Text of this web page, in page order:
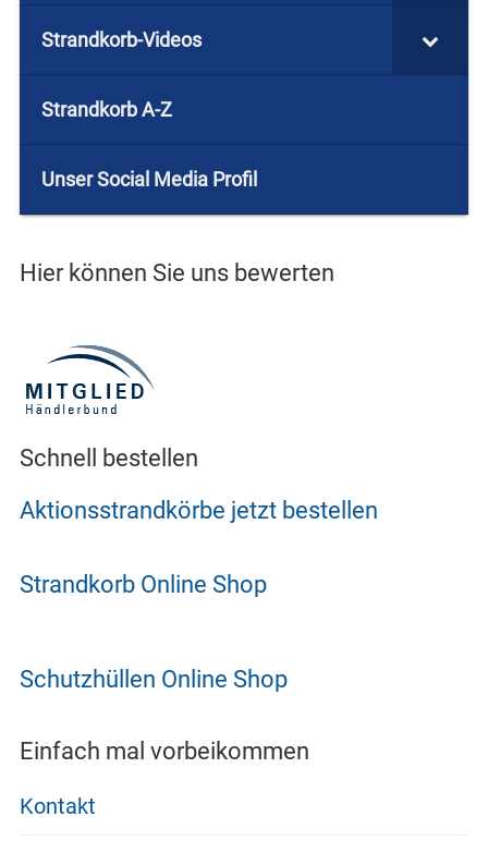
Strandkorb-Videos
Strandkorb A-Z
Unser Social Media Profil
Hier können Sie uns bewerten
Schnell bestellen
Aktionsstrandkörbe jetzt bestellen
Strandkorb Online Shop
Schutzhüllen Online Shop
Einfach mal vorbeikommen
Kontakt